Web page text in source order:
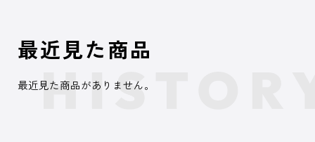
最近見た商品
最近見た商品がありません。